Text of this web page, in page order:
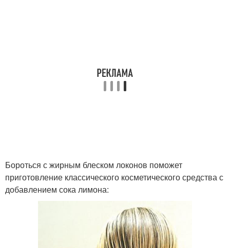
Бороться с жирным блеском локонов поможет
приготовление классического косметического средства с
добавлением сока лимона: